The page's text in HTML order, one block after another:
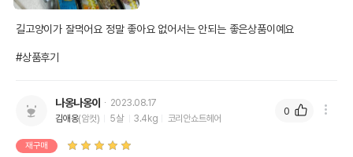
길고양이가 잘먹어요 정말 좋아요 없어서는 안되는 좋은상품이예요
#상품후기
나옹나옹이
2023.08.17
김애옹(암컷) 5살 3.4kg 코리안쇼트헤어
재구매
0